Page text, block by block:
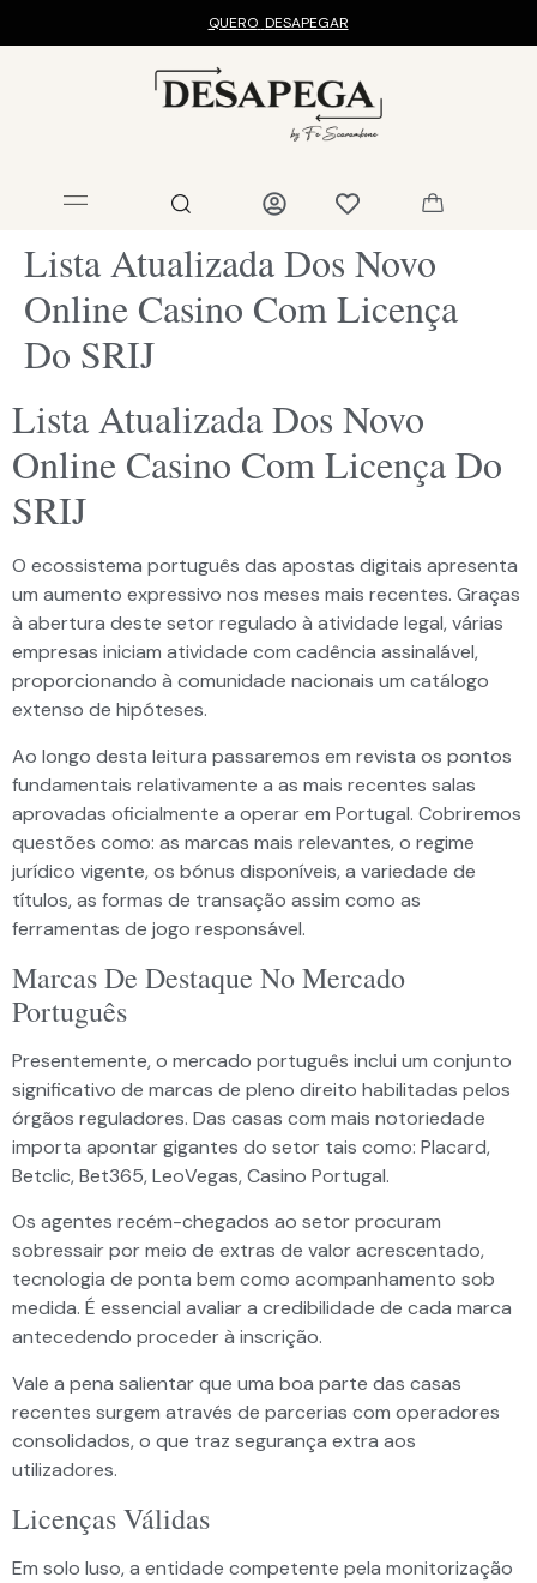
QUERO DESAPEGAR
Lista Atualizada Dos Novo
Online Casino Com Licença
Do SRIJ
Lista Atualizada Dos Novo
Online Casino Com Licença Do
SRIJ
O ecossistema português das apostas digitais apresenta
um aumento expressivo nos meses mais recentes. Graças
à abertura deste setor regulado à atividade legal, várias
empresas iniciam atividade com cadência assinalável,
proporcionando à comunidade nacionais um catálogo
extenso de hipóteses.
Ao longo desta leitura passaremos em revista os pontos
fundamentais relativamente a as mais recentes salas
aprovadas oficialmente a operar em Portugal. Cobriremos
questões como: as marcas mais relevantes, o regime
jurídico vigente, os bónus disponíveis, a variedade de
títulos, as formas de transação assim como as
ferramentas de jogo responsável.
Marcas De Destaque No Mercado
Português
Presentemente, o mercado português inclui um conjunto
significativo de marcas de pleno direito habilitadas pelos
órgãos reguladores. Das casas com mais notoriedade
importa apontar gigantes do setor tais como: Placard,
Betclic, Bet365, LeoVegas, Casino Portugal.
Os agentes recém-chegados ao setor procuram
sobressair por meio de extras de valor acrescentado,
tecnologia de ponta bem como acompanhamento sob
medida. É essencial avaliar a credibilidade de cada marca
antecedendo proceder à inscrição.
Vale a pena salientar que uma boa parte das casas
recentes surgem através de parcerias com operadores
consolidados, o que traz segurança extra aos
utilizadores.
Licenças Válidas
Em solo luso, a entidade competente pela monitorização